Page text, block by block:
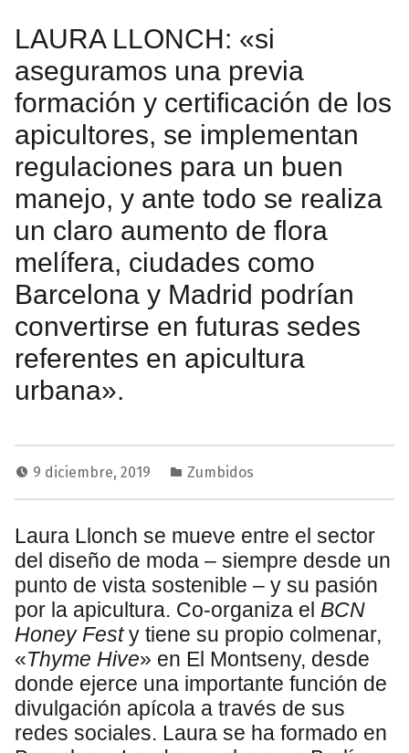
LAURA LLONCH: «si
aseguramos una previa
formación y certificación de los
apicultores, se implementan
regulaciones para un buen
manejo, y ante todo se realiza
un claro aumento de flora
melífera, ciudades como
Barcelona y Madrid podrían
convertirse en futuras sedes
referentes en apicultura
urbana».
9 diciembre, 2019 Zumbidos
Laura Llonch se mueve entre el sector
del diseño de moda – siempre desde un
punto de vista sostenible – y su pasión
por la apicultura. Co-organiza el BCN
Honey Festy tiene su propio colmenar,
«Thyme Hive» en El Montseny, desde
donde ejerce una importante función de
divulgación apícola a través de sus
redes sociales. Laura se ha formado en